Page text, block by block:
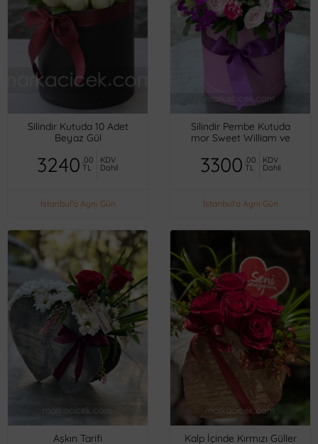
Silindir Kutuda 10 Adet
Beyaz Gül
3240 ,00
TL
KDV
Dahil
İstanbul'a Aynı Gün
Silindir Pembe Kutuda
mor Sweet William ve
3300 ,00
TL
KDV
Dahil
İstanbul'a Aynı Gün
Aşkın Tarifi Kalp İçinde Kırmızı Güller